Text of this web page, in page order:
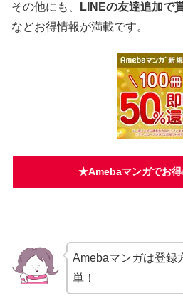
その他にも、
LINEの友達追加で
などお得情報が満載です。
★Amebaマンガでお得
Amebaマンガは登録
単！